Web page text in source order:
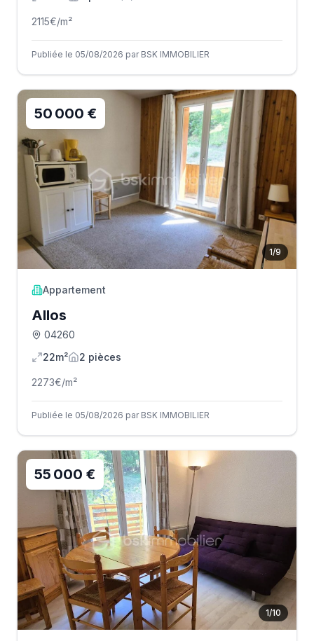
2115€/m²
Publiée le 05/08/2026 par BSK IMMOBILIER
1/9
50 000 €
Appartement
Allos
04260
22m²
2 pièces
2273€/m²
Publiée le 05/08/2026 par BSK IMMOBILIER
1/10
55 000 €